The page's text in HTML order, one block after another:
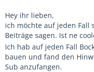
Hey ihr lieben,
ich möchte auf jeden Fall
Beiträge sagen. Ist ne
Ich hab auf jeden Fall
bauen und fand den
Sub anzufangen.